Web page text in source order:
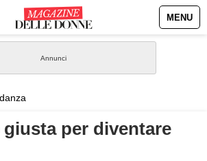
MENU
giusta per diventare